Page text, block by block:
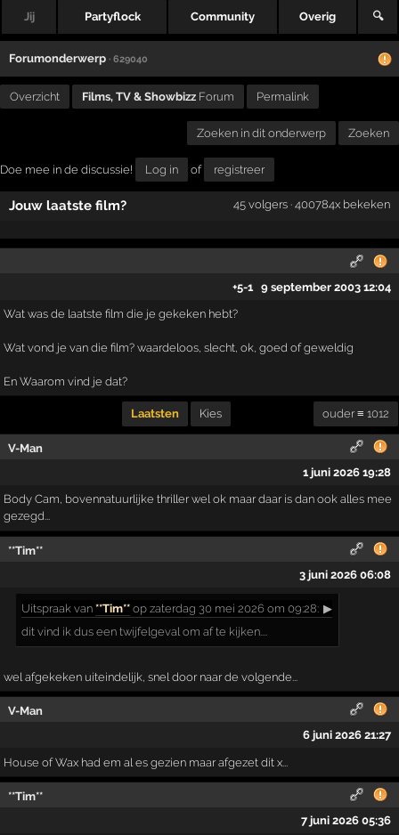
Jij Partyflock Community Overig 🔍
Forumonderwerp · 629040
Overzicht Films, TV & Showbizz Forum Permalink
Zoeken in dit onderwerp Zoeken
Doe mee in de discussie! Log in of registreer
Jouw laatste film? 45 volgers · 400784x bekeken
+5-1 9 september 2003 12:04
Wat was de laatste film die je gekeken hebt?
Wat vond je van die film? waardeloos, slecht, ok, goed of geweldig
En Waarom vind je dat?
Laatsten Kies ouder ≡ 1012
V-Man
1 juni 2026 19:28
Body Cam, bovennatuurlijke thriller wel ok maar daar is dan ook alles mee
gezegd...
**Tim**
3 juni 2026 06:08
Uitspraak van**Tim** op zaterdag 30 mei 2026 om 09:28: ▶
dit vind ik dus een twijfelgeval om af te kijken....
wel afgekeken uiteindelijk, snel door naar de volgende...
V-Man
6 juni 2026 21:27
House of Wax had em al es gezien maar afgezet dit x...
**Tim**
7 juni 2026 05:36